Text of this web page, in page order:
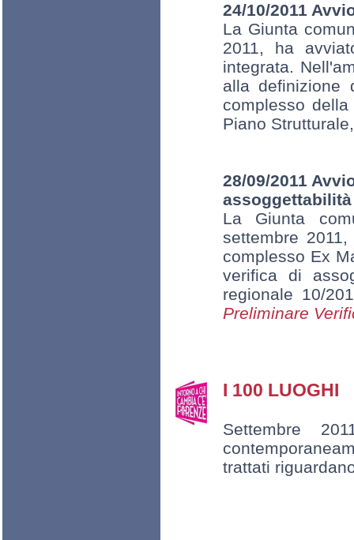
24/10/2011
La Giunta
2011, ha
integrata.
alla definizione
complesso
Piano
28/09/2011
assoggettabilità
La Giunta
settembre
complesso Ex
verifica di
regionale 10/
Preliminare
I 100 LUOGHI
Settembre
trattati